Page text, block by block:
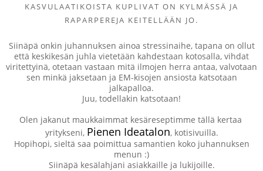
KASVULAATIKOISTA KUPLIVAT ON KYLMÄSSÄ JA
RAPARPEREJA KEITELLÄÄN JO.
Siinäpä onkin juhannuksen ainoa stressinaihe, tapana on ollut
että keskikesän juhla vietetään kahdestaan kotosalla, vihdat
viritettyinä, otetaan vastaan mitä ilmojen herra antaa, valvotaan
sen minkä jaksetaan ja EM-kisojen ansiosta katsotaan
jalkapalloa.
Juu, todellakin katsotaan!
Olen jakanut maukkaimmat kesäreseptimme tällä kertaa
yritykseni, Pienen Ideatalon, kotisivuilla.
Hopihopi, sieltä saa poimittua samantien koko juhannuksen
menun :)
Siinäpä kesälahjani asiakkaille ja lukijoille.